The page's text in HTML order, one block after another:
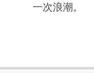
一次浪潮。